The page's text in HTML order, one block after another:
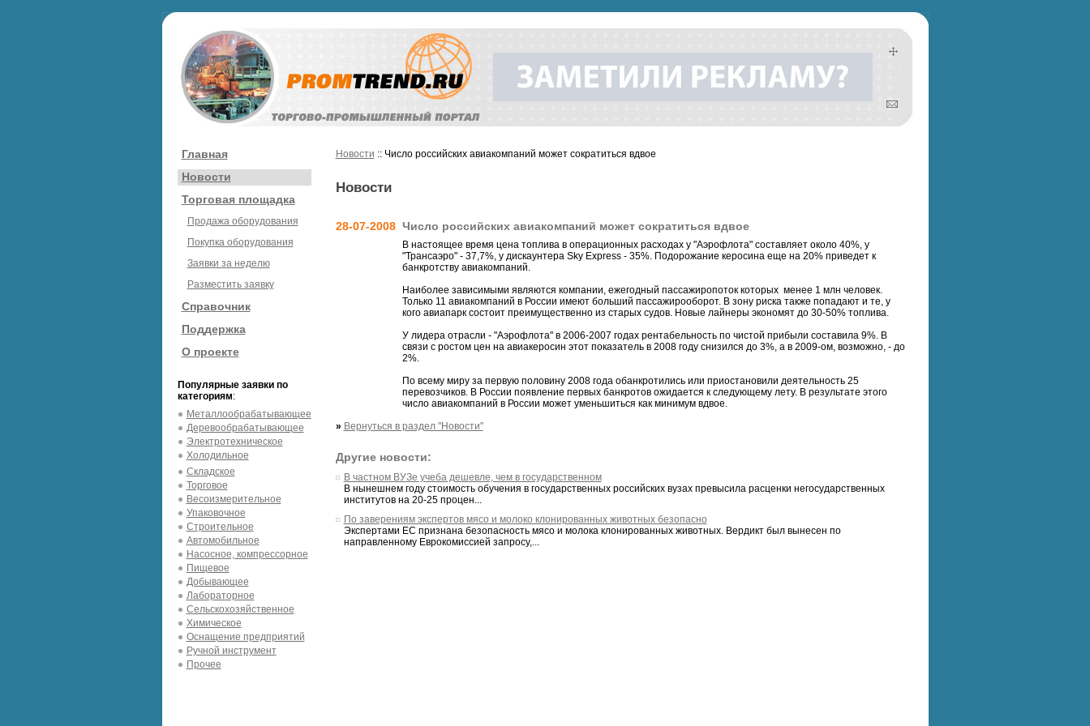
Главная
Новости
Торговая площадка
Продажа оборудования
Покупка оборудования
Заявки за неделю
Разместить заявку
Справочник
Поддержка
О проекте
Популярные заявки по
категориям:
Металлообрабатывающее
Деревообрабатывающее
Электротехническое
Холодильное
Складское
Торговое
Весоизмерительное
Упаковочное
Строительное
Автомобильное
Насосное, компрессорное
Пищевое
Добывающее
Лабораторное
Сельскохозяйственное
Химическое
Оснащение предприятий
Ручной инструмент
Прочее
Новости :: Число российских авиакомпаний может сократиться вдвое
Новости
28-07-2008 Число российских авиакомпаний может сократиться вдвое
В настоящее время цена топлива в операционных расходах у "Аэрофлота" составляет около 40%, у
"Трансаэро" - 37,7%, у дискаунтера Sky Express - 35%. Подорожание керосина еще на 20% приведет к
банкротству авиакомпаний.
Наиболее зависимыми являются компании, ежегодный пассажиропоток которых менее 1 млн человек.
Только 11 авиакомпаний в России имеют больший пассажирооборот. В зону риска также попадают и те, у
кого авиапарк состоит преимущественно из старых судов. Новые лайнеры экономят до 30-50% топлива.
У лидера отрасли - "Аэрофлота" в 2006-2007 годах рентабельность по чистой прибыли составила 9%. В
связи с ростом цен на авиакеросин этот показатель в 2008 году снизился до 3%, а в 2009-ом, возможно, - до
2%.
По всему миру за первую половину 2008 года обанкротились или приостановили деятельность 25
перевозчиков. В России появление первых банкротов ожидается к следующему лету. В результате этого
число авиакомпаний в России может уменьшиться как минимум вдвое.
» Вернуться в раздел "Новости"
Другие новости:
В частном ВУЗе учеба дешевле, чем в государственном
В нынешнем году стоимость обучения в государственных российских вузах превысила расценки негосударственных
институтов на 20-25 процен...
По заверениям экспертов мясо и молоко клонированных животных безопасно
Экспертами ЕС признана безопасность мясо и молока клонированных животных. Вердикт был вынесен по
направленному Еврокомиссией запросу,...